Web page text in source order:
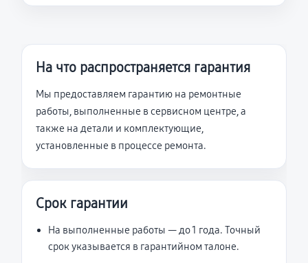
На что распространяется гарантия
Мы предоставляем гарантию на ремонтные
работы, выполненные в сервисном центре, а
также на детали и комплектующие,
установленные в процессе ремонта.
Срок гарантии
На выполненные работы — до 1 года. Точный
срок указывается в гарантийном талоне.